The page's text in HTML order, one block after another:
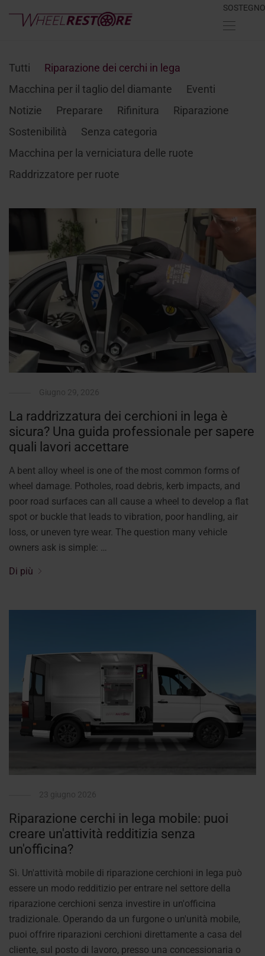
SOSTEGNO
Tutti
Riparazione dei cerchi in lega
Macchina per il taglio del diamante
Eventi
Notizie
Preparare Rifinitura
Riparazione
Sostenibilità
Senza categoria
Macchina per la verniciatura delle ruote
Raddrizzatore per ruote
La raddrizzatura dei cerchioni in lega è
sicura? Una guida professionale per sapere
quali lavori accettare
A bent alloy wheel is one of the most common forms of
wheel damage. Potholes, road debris, kerb impacts, and
poor road surfaces can all cause a wheel to develop a flat
spot or buckle that leads to vibration, poor handling, air
loss, or uneven tyre wear. The question many vehicle
owners ask is simple: …
Di più
Riparazione cerchi in lega mobile: puoi
creare un'attività redditizia senza
un'officina?
Sì. Un'attività mobile di riparazione cerchioni in lega può
essere un modo redditizio per entrare nel settore della
riparazione cerchioni senza investire in un'officina
tradizionale. Operando da un furgone o un'unità mobile,
puoi offrire riparazioni cerchioni direttamente a casa del
cliente, sul posto di lavoro, presso una concessionaria o